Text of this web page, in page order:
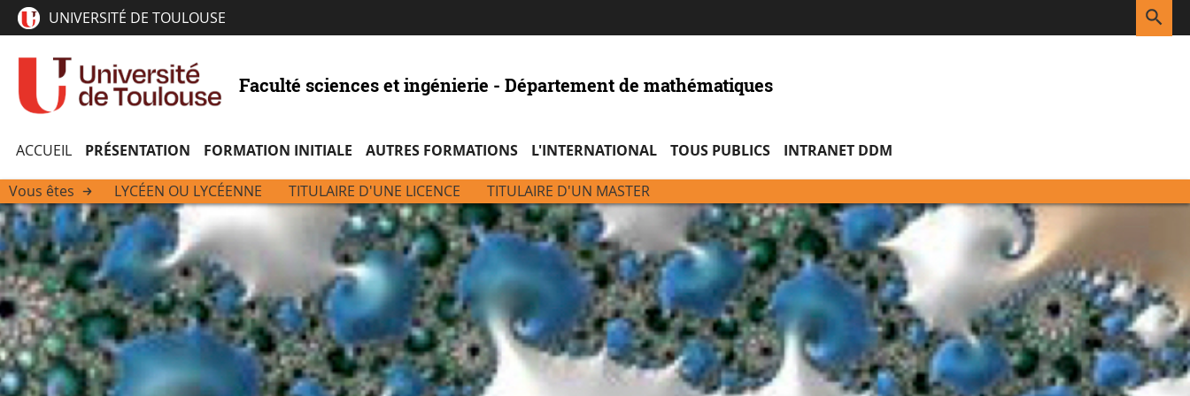
au
directs
UNIVERSITÉ DE TOULOUSE
Faculté sciences et ingénierie - Département de mathématiques
ACCUEIL PRÉSENTATION FORMATION INITIALE AUTRES FORMATIONS L'INTERNATIONAL TOUS PUBLICS INTRANET DDM
Vous êtes LYCÉEN OU LYCÉENNE TITULAIRE D'UNE LICENCE TITULAIRE D'UN MASTER